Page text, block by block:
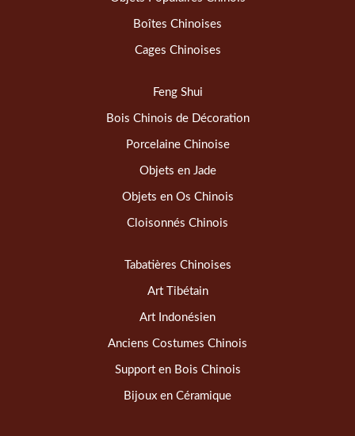
Boîtes Chinoises
Cages Chinoises
Feng Shui
Bois Chinois de Décoration
Porcelaine Chinoise
Objets en Jade
Objets en Os Chinois
Cloisonnés Chinois
Tabatières Chinoises
Art Tibétain
Art Indonésien
Anciens Costumes Chinois
Support en Bois Chinois
Bijoux en Céramique